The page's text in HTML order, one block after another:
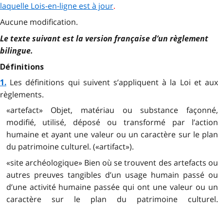
laquelle Lois-en-ligne est à jour.
Aucune modification.
Le texte suivant est la version française d’un règlement
bilingue.
Définitions
1. Les définitions qui suivent s’appliquent à la Loi et aux
règlements.
«artefact» Objet, matériau ou substance façonné,
modifié, utilisé, déposé ou transformé par l’action
humaine et ayant une valeur ou un caractère sur le plan
du patrimoine culturel. («artifact»).
«site archéologique» Bien où se trouvent des artefacts ou
autres preuves tangibles d’un usage humain passé ou
d’une activité humaine passée qui ont une valeur ou un
caractère sur le plan du patrimoine culturel.